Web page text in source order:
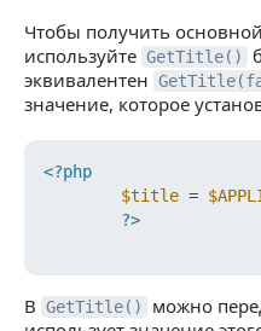
Чтобы получить
используйте GetTitle()
эквивалентен
значение, которое
<?php
$title =
?>
В GetTitle()
можно